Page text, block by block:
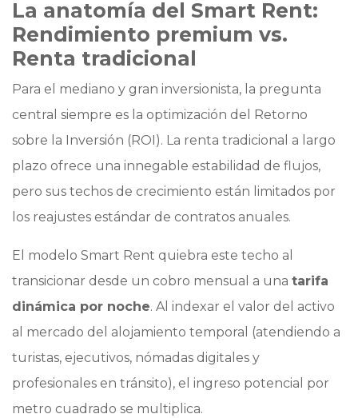
La anatomía del Smart Rent:
Rendimiento premium vs.
Renta tradicional
Para el mediano y gran inversionista, la pregunta
central siempre es la optimización del Retorno
sobre la Inversión (ROI). La renta tradicional a largo
plazo ofrece una innegable estabilidad de flujos,
pero sus techos de crecimiento están limitados por
los reajustes estándar de contratos anuales.
El modelo Smart Rent quiebra este techo al
transicionar desde un cobro mensual a una tarifa
dinámica por noche. Al indexar el valor del activo
al mercado del alojamiento temporal (atendiendo a
turistas, ejecutivos, nómadas digitales y
profesionales en tránsito), el ingreso potencial por
metro cuadrado se multiplica.